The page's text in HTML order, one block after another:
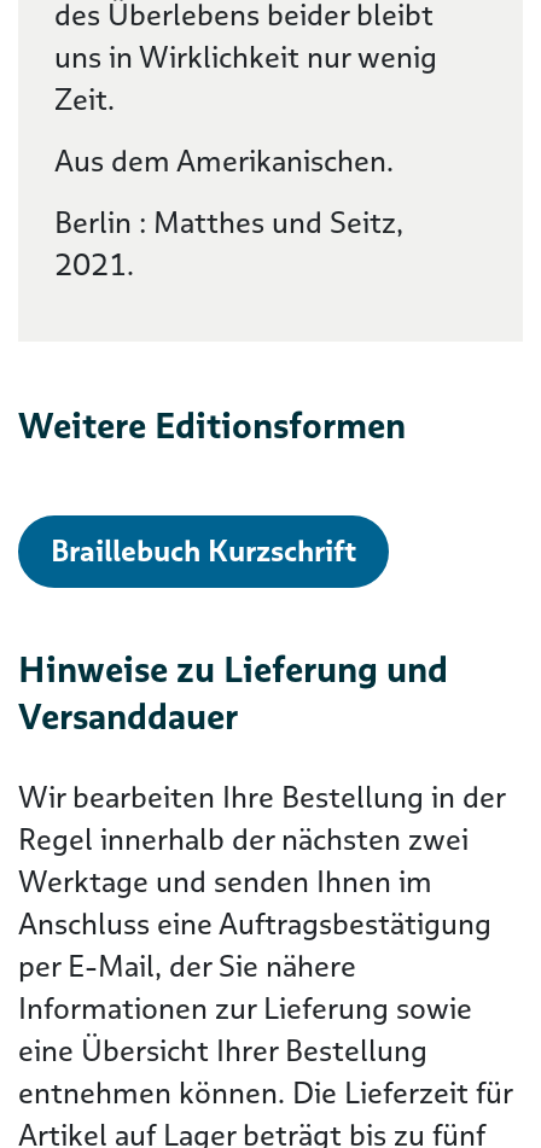
des Überlebens beider bleibt
uns in Wirklichkeit nur wenig
Zeit.
Aus dem Amerikanischen.
Berlin : Matthes und Seitz,
2021.
Weitere Editionsformen
Braillebuch Kurzschrift
Hinweise zu Lieferung und
Versanddauer
Wir bearbeiten Ihre Bestellung in der
Regel innerhalb der nächsten zwei
Werktage und senden Ihnen im
Anschluss eine Auftragsbestätigung
per E-Mail, der Sie nähere
Informationen zur Lieferung sowie
eine Übersicht Ihrer Bestellung
entnehmen können. Die Lieferzeit für
Artikel auf Lager beträgt bis zu fünf